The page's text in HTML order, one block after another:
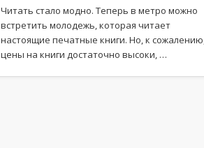
Читать стало модно. Теперь в метро можно
встретить молодежь, которая читает
настоящие печатные книги. Но, к
цены на книги достаточно высоки, …